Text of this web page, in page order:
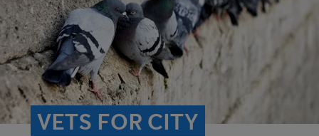
VETS FOR CITY